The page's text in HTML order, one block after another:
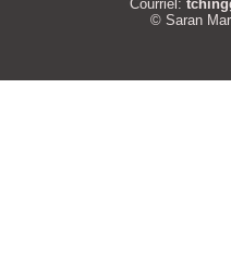
Courriel:
© Saran